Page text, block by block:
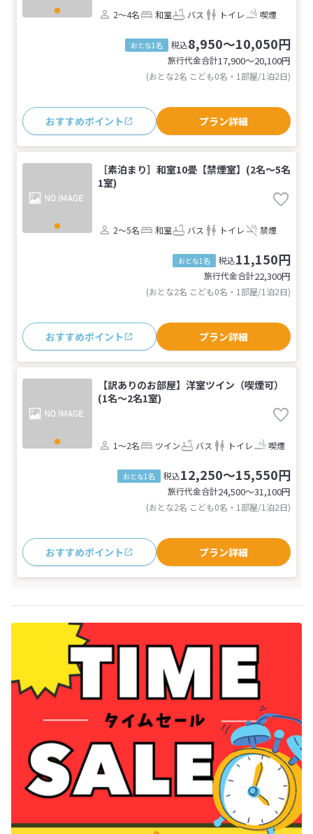
2～4名 和室 バス トイレ 喫煙
おとな1名 税込8,950～10,050円
旅行代金合計17,900〜20,100円
(おとな2名 こども0名・1部屋/1泊2日)
おすすめポイント プラン詳細
［素泊まり］和室10畳【禁煙室】(2名～5名
1室)
2～5名 和室 バス トイレ 禁煙
おとな1名 税込11,150円
旅行代金合計22,300円
(おとな2名 こども0名・1部屋/1泊2日)
おすすめポイント プラン詳細
【訳ありのお部屋】洋室ツイン（喫煙可）
(1名～2名1室)
1～2名 ツイン バス トイレ 喫煙
おとな1名 税込12,250～15,550円
旅行代金合計24,500〜31,100円
(おとな2名 こども0名・1部屋/1泊2日)
おすすめポイント プラン詳細